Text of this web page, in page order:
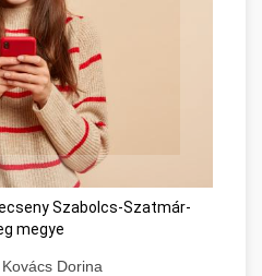
Szabolcs-Szatmár-
megye
Dorina